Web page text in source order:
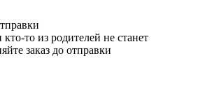
то из родителей не станет
заказ до отправки